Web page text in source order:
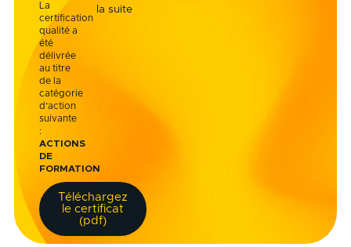
La
certification
qualité a
été
délivrée
au titre
de la
catégorie
d’action
suivante
:
ACTIONS
DE
FORMATION
Téléchargez
le certificat
(pdf)
la suite